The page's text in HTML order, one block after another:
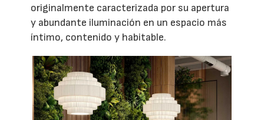
originalmente caracterizada por su apertura
y abundante iluminación en un espacio más
íntimo, contenido y habitable.